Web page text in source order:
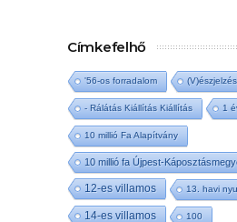
Címkefelhő
'56-os forradalom (V)észjelzés
- Rálátás Kiállítás Kiállítás 1
10 millió Fa Alapítvány
10 millió fa Újpest-
12-es villamos 13. havi
14-es villamos 100